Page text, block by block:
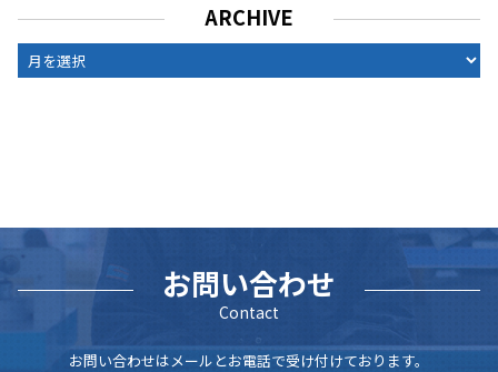
ARCHIVE
ARCHIVE
お問い合わせ
Contact
お問い合わせはメールとお電話で受け付けております。